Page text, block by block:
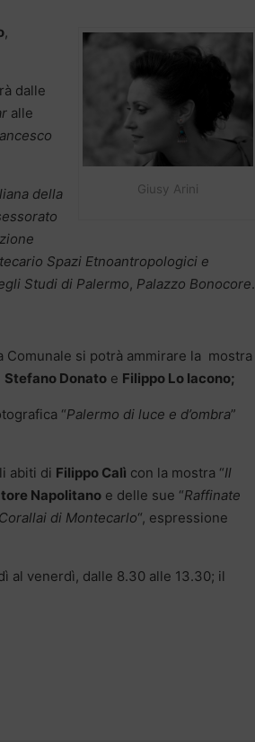
Giusy Arini
,
dalle
alle
della
Spazi Etnoantropologici e
Studi di Palermo, Palazzo Bonocore.
Comunale si potrà ammirare la mostra
Stefano Donato e Filippo Lo Iacono;
“Palermo di luce e d’ombra”
abiti di Filippo Calì con la mostra “Il
Napolitano e delle sue “Raffinate
di Montecarlo“, espressione
al venerdì, dalle 8.30 alle 13.30; il